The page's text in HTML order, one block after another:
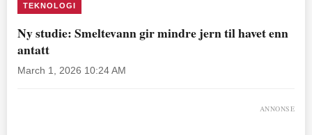
TEKNOLOGI
Ny studie: Smeltevann gir mindre jern til havet enn
antatt
March 1, 2026 10:24 AM
ANNONSE